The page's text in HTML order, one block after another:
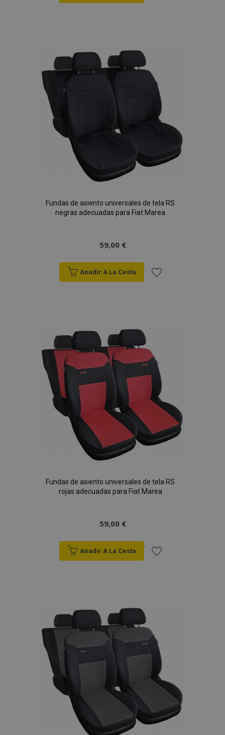
de
Deseos
Fundas de asiento universales de tela RS
negras adecuadas para Fiat Marea
59,00 €
Anadir A La Cesta
de
Deseos
Fundas de asiento universales de tela RS
rojas adecuadas para Fiat Marea
59,00 €
Anadir A La Cesta
de
Deseos